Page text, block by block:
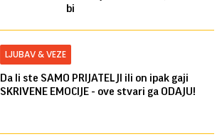
bi
LJUBAV & VEZE
Da li ste SAMO PRIJATELJI ili on ipak gaji
SKRIVENE EMOCIJE - ove stvari ga ODAJU!